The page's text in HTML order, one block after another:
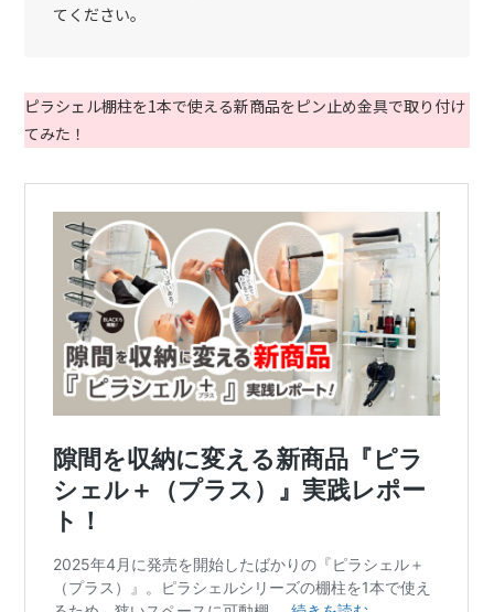
てください。
ピラシェル棚柱を1本で使える新商品をピン止め金具で取り付け
てみた！